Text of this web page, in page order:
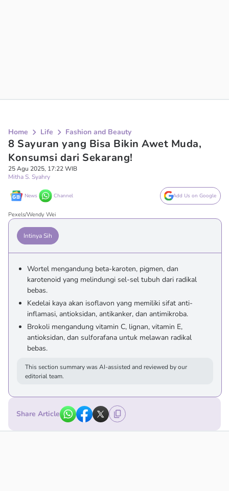
Home Life Fashion and Beauty
8 Sayuran yang Bisa Bikin Awet Muda,
Konsumsi dari Sekarang!
25 Agu 2025, 17:22 WIB
Mitha S. Syahry
News Channel Add Us on Google
Pexels/Wendy Wei
Intinya Sih
Wortel mengandung beta-karoten, pigmen, dan
karotenoid yang melindungi sel-sel tubuh dari radikal
bebas.
Kedelai kaya akan isoflavon yang memiliki sifat anti-
inflamasi, antioksidan, antikanker, dan antimikroba.
Brokoli mengandung vitamin C, lignan, vitamin E,
antioksidan, dan sulforafana untuk melawan radikal
bebas.
This section summary was AI-assisted and reviewed by our
editorial team.
Share Article